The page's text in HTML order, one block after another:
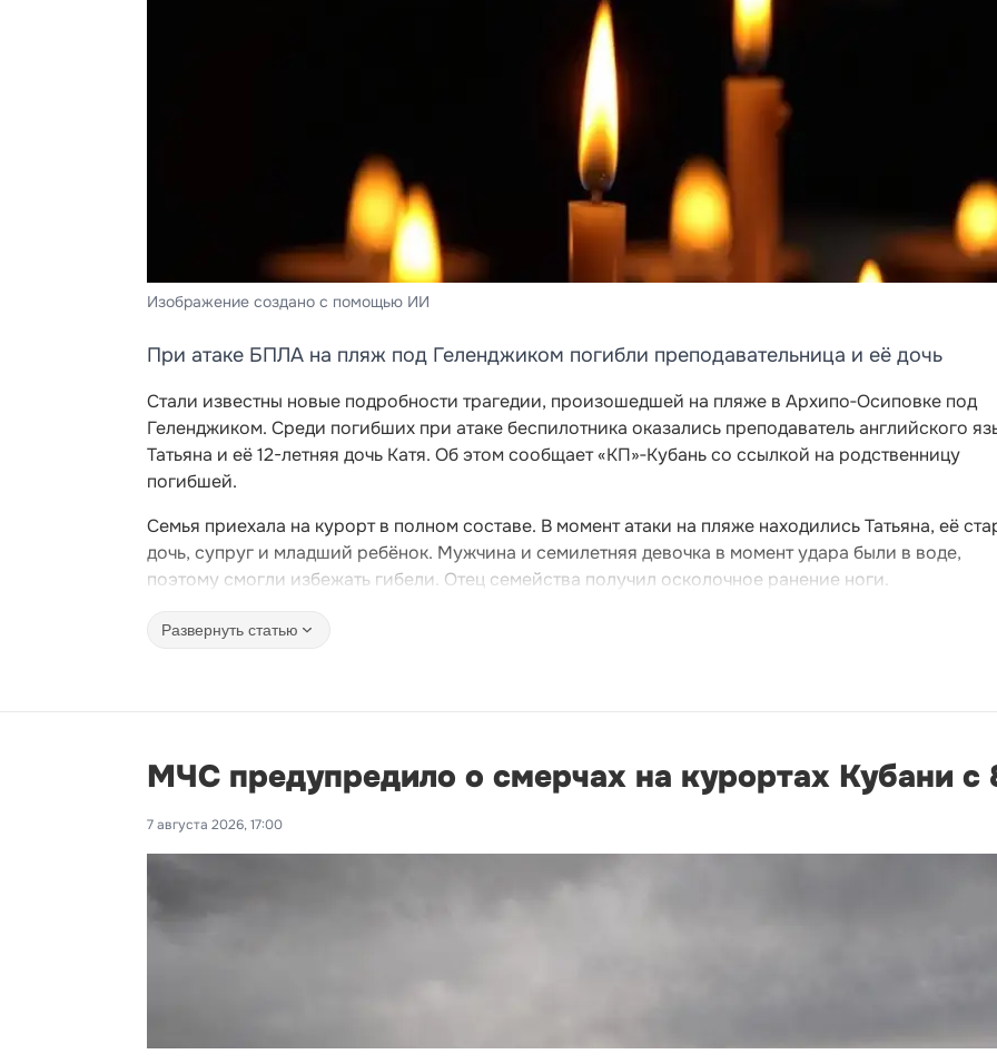
Изображение создано с помощью ИИ
При атаке БПЛА на пляж под Геленджиком погибли преподавательница и её дочь
Стали известны новые подробности трагедии, произошедшей на пляже в Архипо‑Осиповке под
Геленджиком. Среди погибших при атаке беспилотника оказались преподаватель английского
Татьяна и её 12-летняя дочь Катя. Об этом сообщает «КП»‑Кубань со ссылкой на родственницу
погибшей.
Семья приехала на курорт в полном составе. В момент атаки на пляже находились Татьяна, её
дочь, супруг и младший ребёнок. Мужчина и семилетняя девочка в момент удара были в воде,
поэтому смогли избежать гибели. Отец семейства получил осколочное ранение ноги.
Развернуть статью
МЧС предупредило о смерчах на курортах Кубани с
7 августа 2026, 17:00